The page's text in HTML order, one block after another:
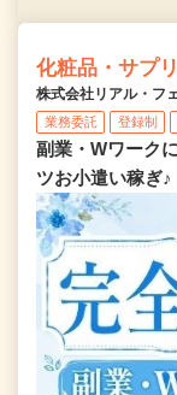
化粧品・サプ
株式会社リアル・フ
業務委託 登録制
副業・Wワーク
ツお小遣い稼ぎ♪